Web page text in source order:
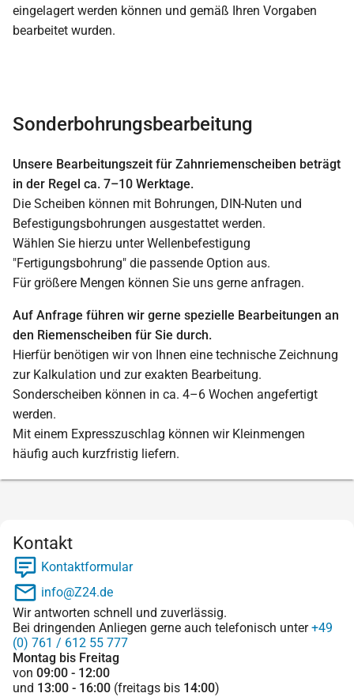
eingelagert werden können und gemäß Ihren Vorgaben
bearbeitet wurden.
Sonderbohrungsbearbeitung
Unsere Bearbeitungszeit für Zahnriemenscheiben beträgt
in der Regel ca. 7–10 Werktage.
Die Scheiben können mit Bohrungen, DIN-Nuten und
Befestigungsbohrungen ausgestattet werden.
Wählen Sie hierzu unter Wellenbefestigung
"Fertigungsbohrung" die passende Option aus.
Für größere Mengen können Sie uns gerne anfragen.
Auf Anfrage führen wir gerne spezielle Bearbeitungen an
den Riemenscheiben für Sie durch.
Hierfür benötigen wir von Ihnen eine technische Zeichnung
zur Kalkulation und zur exakten Bearbeitung.
Sonderscheiben können in ca. 4–6 Wochen angefertigt
werden.
Mit einem Expresszuschlag können wir Kleinmengen
häufig auch kurzfristig liefern.
Kontakt
Kontaktformular
info@Z24.de
Wir antworten schnell und zuverlässig.
Bei dringenden Anliegen gerne auch telefonisch unter+49
(0) 761 / 612 55 777
Montag bis Freitag
von 09:00 - 12:00
und 13:00 - 16:00 (freitags bis 14:00)